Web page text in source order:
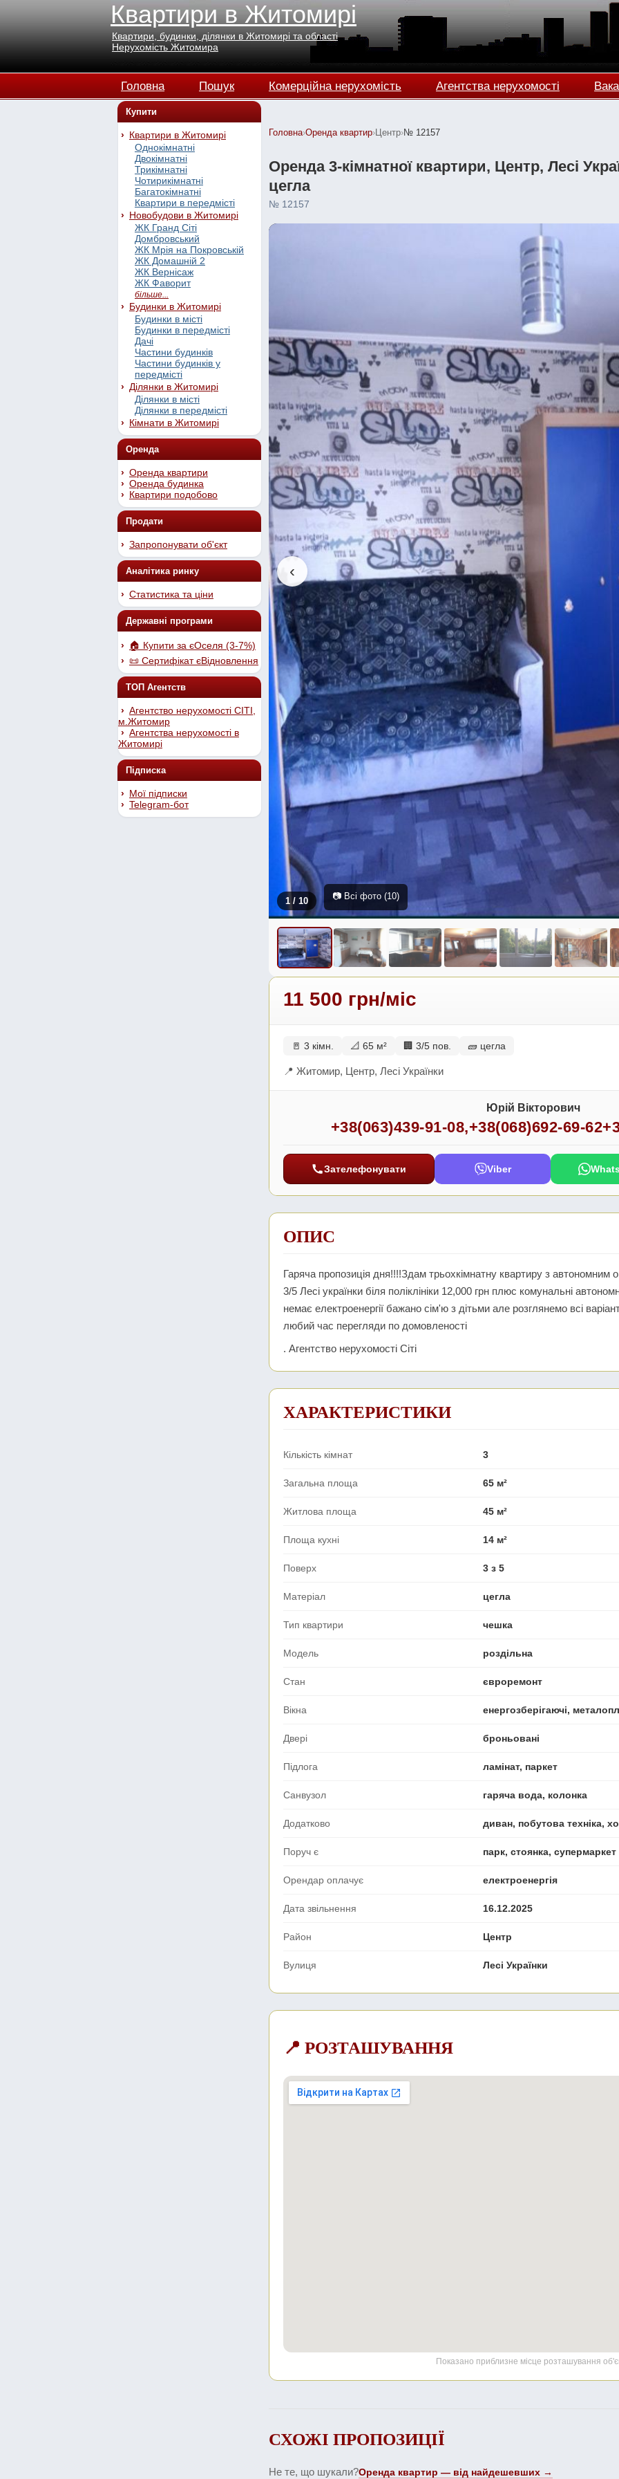
Квартири в Житомирі
Квартири, будинки, ділянки в Житомирі та області
Нерухомість Житомира
Головна Пошук Комерційна нерухомість Агентства нерухомості
Купити
Квартири в Житомирі
Однокімнатні
Двокімнатні
Трикімнатні
Чотирикімнатні
Багатокімнатні
Квартири в передмісті
Новобудови в Житомирі
ЖК Гранд Сіті
Домбровський
ЖК Мрія на Покровській
ЖК Домашній 2
ЖК Вернісаж
ЖК Фаворит
більше...
Будинки в Житомирі
Будинки в місті
Будинки в передмісті
Дачі
Частини будинків
Частини будинків у
передмісті
Ділянки в Житомирі
Ділянки в місті
Ділянки в передмісті
Кімнати в Житомирі
Оренда
Оренда квартири
Оренда будинка
Квартири подобово
Продати
Запропонувати об'єкт
Аналітика ринку
Статистика та ціни
Державні програми
🏠 Купити за єОселя (3-7%)
📜 Сертифікат єВідновлення
ТОП Агентств
Агентство нерухомості СІТІ,
м.Житомир
Агентства нерухомості в
Житомирі
Підписка
Мої підписки
Telegram-бот
Головна›Оренда квартир›Центр›№ 12157
Оренда 3-кімнатної квартири, Центр, Лесі
цегла
№ 12157
‹
1 / 10 📷 Всі фото (10)
11 500 грн/міс
🚪 3 кімн. 📐 65 м² 🏢 3/5 пов. 🧱 цегла
📍 Житомир, Центр, Лесі Українки
Юрій Вікторович
+38(063)439-91-08,+38(068)692-69-62
Зателефонувати Viber
ОПИС
Гаряча пропозиція дня!!!!Здам трьохкімнатну квартиру з автономним
3/5 Лесі українки біля поліклініки 12,000 грн плюс комунальні
немає електроенергії бажано сім'ю з дітьми але розглянемо всі
любий час перегляди по домовленості
. Агентство нерухомості Сіті
ХАРАКТЕРИСТИКИ
Кількість кімнат 3
Загальна площа 65 м²
Житлова площа 45 м²
Площа кухні 14 м²
Поверх 3 з 5
Матеріал цегла
Тип квартири чешка
Модель роздільна
Стан євроремонт
Вікна енергозберігаючі,
Двері броньовані
Підлога ламінат, паркет
Санвузол гаряча вода, колонка
Додатково диван, побутова техніка,
Поруч є парк, стоянка, супермаркет
Орендар оплачує електроенергія
Дата звільнення 16.12.2025
Район Центр
Вулиця Лесі Українки
📍 РОЗТАШУВАННЯ
Показано приблизне місце розташування
СХОЖІ ПРОПОЗИЦІЇ
Не те, що шукали?Оренда квартир — від найдешевших →